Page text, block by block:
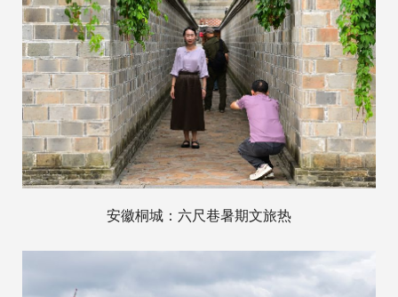
安徽桐城：六尺巷暑期文旅热